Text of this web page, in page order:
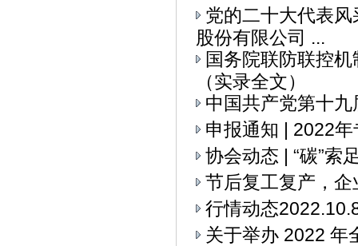
党的二十大代表
股份有限公司 ...
国务院联防联控
（实录全文）
中国共产党第十
申报通知 | 2022
协会动态 | “碳”
节后复工复产，
行情动态
关于举办 2022 年